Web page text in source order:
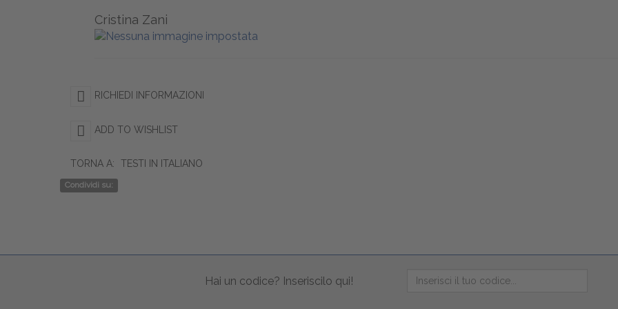
Cristina Zani
RICHIEDI INFORMAZIONI
ADD TO WISHLIST
TORNA A: TESTI IN ITALIANO
Condividi su:
Hai un codice? Inseriscilo qui!